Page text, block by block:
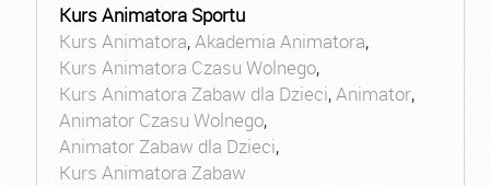
Kurs Animatora Sportu
Kurs Animatora,Akademia Animatora,
Kurs Animatora Czasu Wolnego,
Kurs Animatora Zabaw dla Dzieci,Animator,
Animator Czasu Wolnego,
Animator Zabaw dla Dzieci,
Kurs Animatora Zabaw